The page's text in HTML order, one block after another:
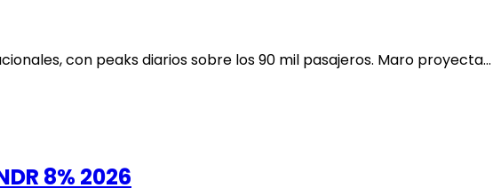
con peaks diarios sobre los 90 mil pasajeros. Maro proyecta…
8% 2026